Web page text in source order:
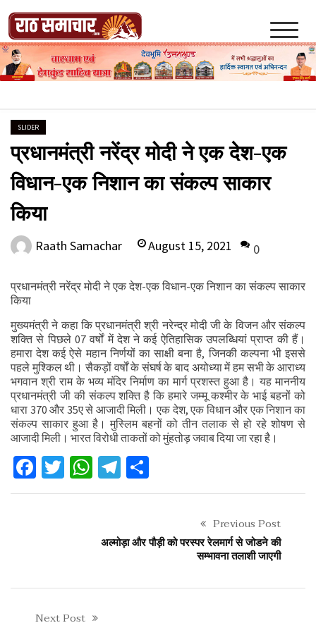
content
Raath Samachar
SLIDER
प्रधानमंत्री नरेंद्र मोदी ने एक देश-एक
विधान-एक निशान का संकल्प साकार
किया
Raath Samachar August 15, 2021 0
प्रधानमंत्री नरेंद्र मोदी ने एक देश-एक विधान-एक निशान का संकल्प साकार
किया
मुख्यमंत्री ने कहा कि प्रधानमंत्री श्री नरेन्द्र मोदी जी के विजन और संकल्प
शक्ति से पिछले 07 वर्षों में देश ने कई ऐतिहासिक उपलब्धियां प्राप्त की हैं।
हमारा देश कई ऐसे महान निर्णयों का साक्षी बना है, जिनकी कल्पना भी इससे
पहले मुश्किल थी। सैकड़ों वर्षों के संघर्ष के बाद अयोध्या में हम सभी के आराध्य
भगवान श्री राम के भव्य मंदिर निर्माण का मार्ग प्रशस्त हुआ है। यह माननीय
प्रधानमंत्री जी की संकल्प शक्ति है कि हमारे जम्मू कश्मीर के भाई बहनों को
धारा 370 और 35ए से आजादी मिली। एक देश, एक विधान और एक निशान का
संकल्प साकार हुआ है। मुस्लिम बहनों को तीन तलाक से हो रहे शोषण से
आजादी मिली। भारत विरोधी ताकतों को मुंहतोड़ जवाब दिया जा रहा है।
Facebook
Twitter
WhatsApp
Telegram
Previous Post
अल्मोड़ा और पौड़ी को परस्पर रेलमार्ग से जोडने की
सम्भावना तलाशी जाएगी
Next Post